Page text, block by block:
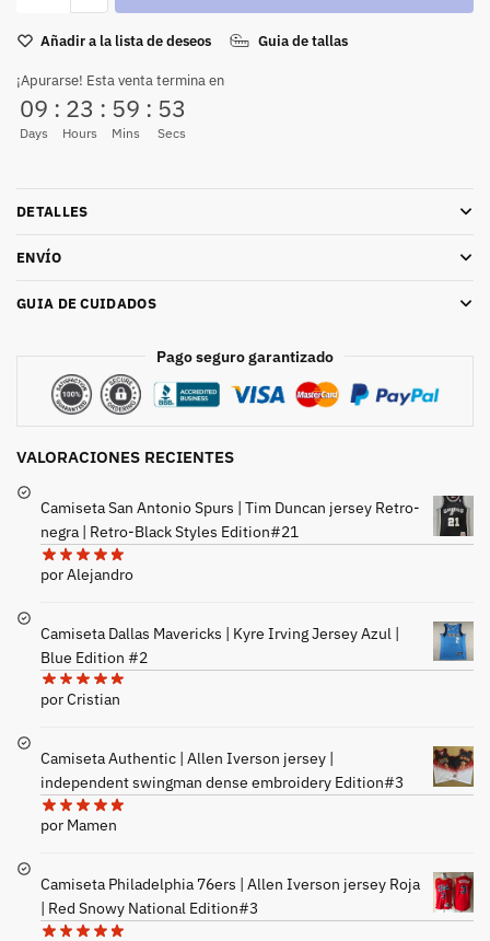
Añadir a la lista de deseos Guia de tallas
¡Apurarse! Esta venta termina en
09
Days
: 23
Hours
: 59
Mins
: 52
Secs
DETALLES
ENVÍO
GUIA DE CUIDADOS
Pago seguro garantizado
VALORACIONES RECIENTES
Camiseta San Antonio Spurs | Tim Duncan jersey Retro-
negra | Retro-Black Styles Edition#21
por Alejandro
Camiseta Dallas Mavericks | Kyre Irving Jersey Azul |
Blue Edition #2
por Cristian
Camiseta Authentic | Allen Iverson jersey |
independent swingman dense embroidery Edition#3
por Mamen
Camiseta Philadelphia 76ers | Allen Iverson jersey Roja
| Red Snowy National Edition#3